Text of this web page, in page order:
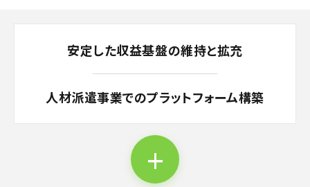
安定した収益基盤の維持と拡充
人材派遣事業でのプラットフォーム構築
+